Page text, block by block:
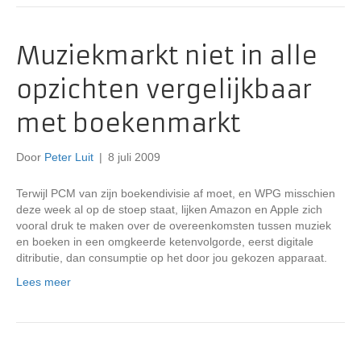
Muziekmarkt niet in alle
opzichten vergelijkbaar
met boekenmarkt
Door Peter Luit | 8 juli 2009
Terwijl PCM van zijn boekendivisie af moet, en WPG misschien
deze week al op de stoep staat, lijken Amazon en Apple zich
vooral druk te maken over de overeenkomsten tussen muziek
en boeken in een omgkeerde ketenvolgorde, eerst digitale
ditributie, dan consumptie op het door jou gekozen apparaat.
Lees meer